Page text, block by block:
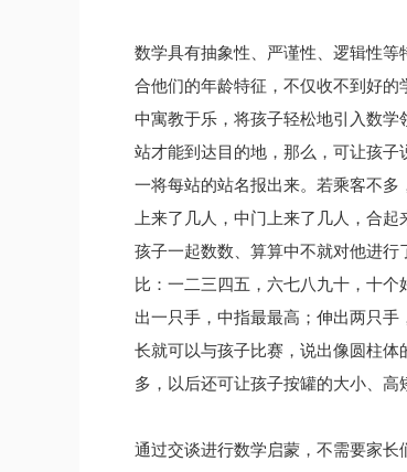
数学具有抽象性、严谨性、逻辑性
合他们的年龄特征，不仅收不到好
中寓教于乐，将孩子轻松地引入数
站才能到达目的地，那么，可让孩
一将每站的站名报出来。若乘客不
上来了几人，中门上来了几人，合
孩子一起数数、算算中不就对他进
比：一二三四五，六七八九十，十
出一只手，中指最最高；伸出两只
长就可以与孩子比赛，说出像圆柱
多，以后还可让孩子按罐的大小、高
通过交谈进行数学启蒙，不需要家